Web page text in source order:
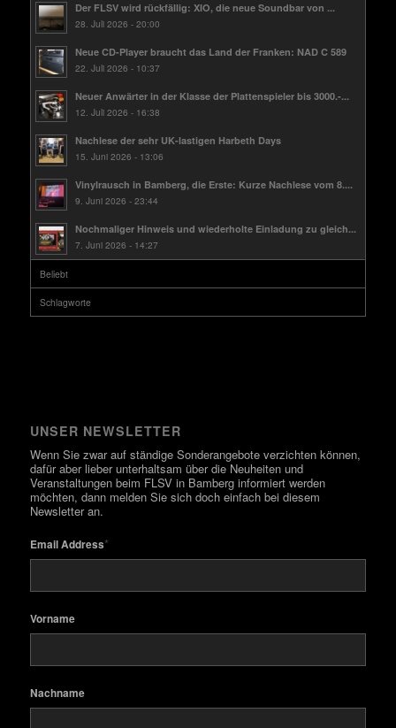
Der FLSV wird rückfällig: XIO, die neue Soundbar von ...
28. Juli 2026 - 20:00
Neue CD-Player braucht das Land der Franken: NAD C 589
22. Juli 2026 - 10:37
Neuer Anwärter in der Klasse der Plattenspieler bis 3000.-...
12. Juli 2026 - 16:38
Nachlese der sehr UK-lastigen Harbeth Days
15. Juni 2026 - 13:06
Vinylrausch in Bamberg, die Erste: Kurze Nachlese vom 8....
9. Juni 2026 - 23:44
Nochmaliger Hinweis und wiederholte Einladung zu gleich...
7. Juni 2026 - 14:27
Beliebt
Schlagworte
UNSER NEWSLETTER
Wenn Sie zwar auf ständige Sonderangebote verzichten können,
dafür aber lieber unterhaltsam über die Neuheiten und
Veranstaltungen beim FLSV in Bamberg informiert werden
möchten, dann melden Sie sich doch einfach bei diesem
Newsletter an.
Email Address*
Vorname
Nachname